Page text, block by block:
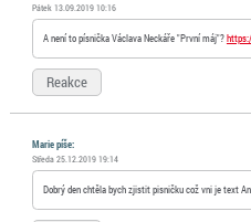
Pátek 13.09.2019 10:16
A není to písnička Václava Neckáře "První máj"?
Reakce
Marie píše:
Středa 25.12.2019 19:14
Dobrý den chtěla bych zjistit pisničku což vni je text